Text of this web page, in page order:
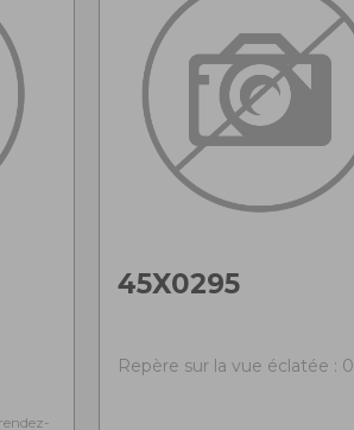
45X0295
Repère sur la vue éclatée : 0